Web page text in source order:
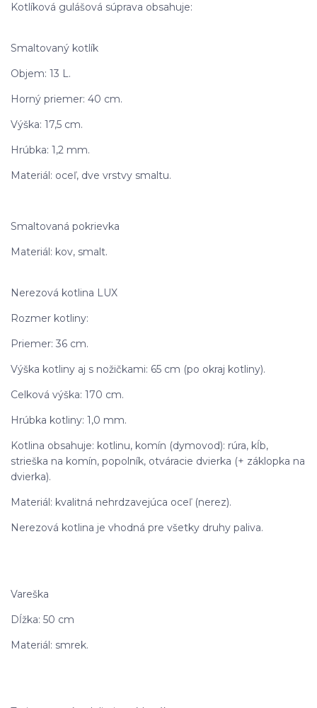
Kotlíková gulášová súprava obsahuje:
Smaltovaný kotlík
Objem: 13 L.
Horný priemer: 40 cm.
Výška: 17,5 cm.
Hrúbka: 1,2 mm.
Materiál: oceľ, dve vrstvy smaltu.
Smaltovaná pokrievka
Materiál: kov, smalt.
Nerezová kotlina LUX
Rozmer kotliny:
Priemer: 36 cm.
Výška kotliny aj s nožičkami: 65 cm (po okraj kotliny).
Celková výška: 170 cm.
Hrúbka kotliny: 1,0 mm.
Kotlina obsahuje: kotlinu, komín (dymovod): rúra, kĺb,
strieška na komín, popolník, otváracie dvierka (+ záklopka na
dvierka).
Materiál: kvalitná nehrdzavejúca oceľ (nerez).
Nerezová kotlina je vhodná pre všetky druhy paliva.
Vareška
Dĺžka: 50 cm
Materiál: smrek.